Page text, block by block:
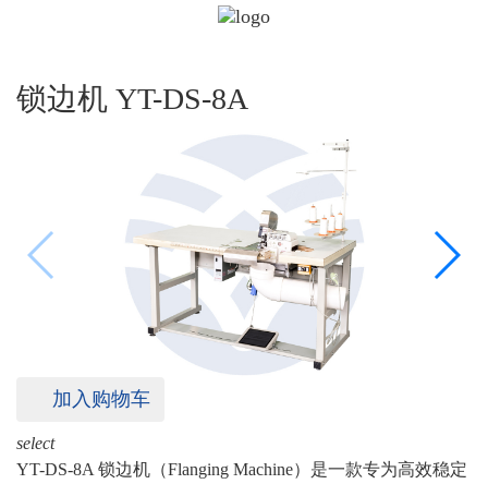
锁边机 YT-DS-8A
加入购物车
select
YT-DS-8A 锁边机（Flanging Machine）是一款专为高效稳定